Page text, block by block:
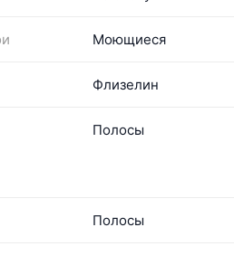
Моющиеся
Флизелин
Полосы
Полосы